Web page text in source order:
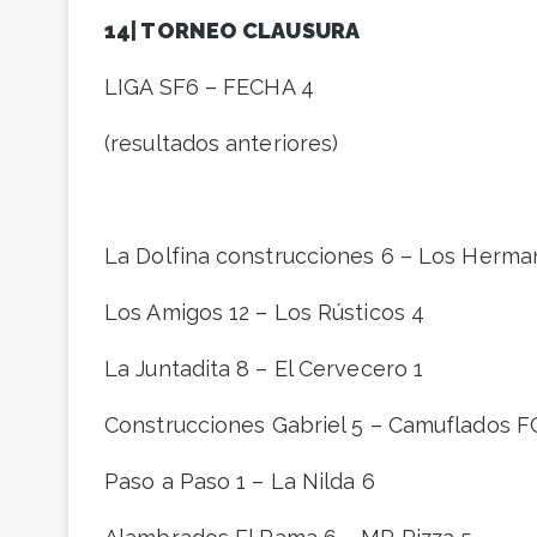
14| TORNEO CLAUSURA
LIGA SF6 – FECHA 4
(resultados anteriores)
La Dolfina construcciones 6 – Los
Los Amigos 12 – Los Rústicos 4
La Juntadita 8 – El Cervecero 1
Construcciones Gabriel 5 – Camuflados
Paso a Paso 1 – La Nilda 6